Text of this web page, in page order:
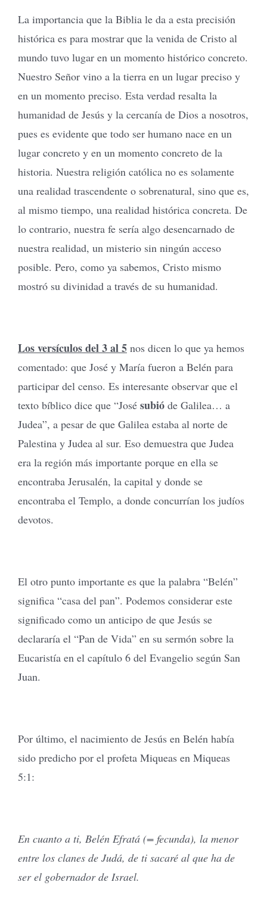
La importancia que la Biblia le da a esta precisión
histórica es para mostrar que la venida de Cristo al
mundo tuvo lugar en un momento histórico concreto.
Nuestro Señor vino a la tierra en un lugar preciso y
en un momento preciso. Esta verdad resalta la
humanidad de Jesús y la cercanía de Dios a nosotros,
pues es evidente que todo ser humano nace en un
lugar concreto y en un momento concreto de la
historia. Nuestra religión católica no es solamente
una realidad trascendente o sobrenatural, sino que es,
al mismo tiempo, una realidad histórica concreta. De
lo contrario, nuestra fe sería algo desencarnado de
nuestra realidad, un misterio sin ningún acceso
posible. Pero, como ya sabemos, Cristo mismo
mostró su divinidad a través de su humanidad.
Los versículos del 3 al 5 nos dicen lo que ya hemos
comentado: que José y María fueron a Belén para
participar del censo. Es interesante observar que el
texto bíblico dice que “José subió de Galilea… a
Judea”, a pesar de que Galilea estaba al norte de
Palestina y Judea al sur. Eso demuestra que Judea
era la región más importante porque en ella se
encontraba Jerusalén, la capital y donde se
encontraba el Templo, a donde concurrían los judíos
devotos.
El otro punto importante es que la palabra “Belén”
significa “casa del pan”. Podemos considerar este
significado como un anticipo de que Jesús se
declararía el “Pan de Vida” en su sermón sobre la
Eucaristía en el capítulo 6 del Evangelio según San
Juan.
Por último, el nacimiento de Jesús en Belén había
sido predicho por el profeta Miqueas en Miqueas
5:1:
En cuanto a ti, Belén Efratá (= fecunda), la menor
entre los clanes de Judá, de ti sacaré al que ha de
ser el gobernador de Israel.